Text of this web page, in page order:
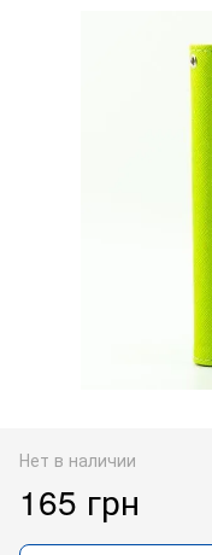
Нет в наличии
165 грн